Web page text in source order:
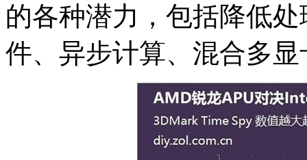
的各种潜力，包括降低
件、异步计算、混合多